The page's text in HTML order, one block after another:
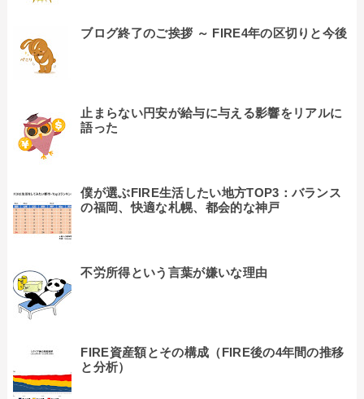
ブログ終了のご挨拶 ～ FIRE4年の区切りと今後
止まらない円安が給与に与える影響をリアルに
語った
僕が選ぶFIRE生活したい地方TOP3：バランス
の福岡、快適な札幌、都会的な神戸
不労所得という言葉が嫌いな理由
FIRE資産額とその構成（FIRE後の4年間の推移
と分析）